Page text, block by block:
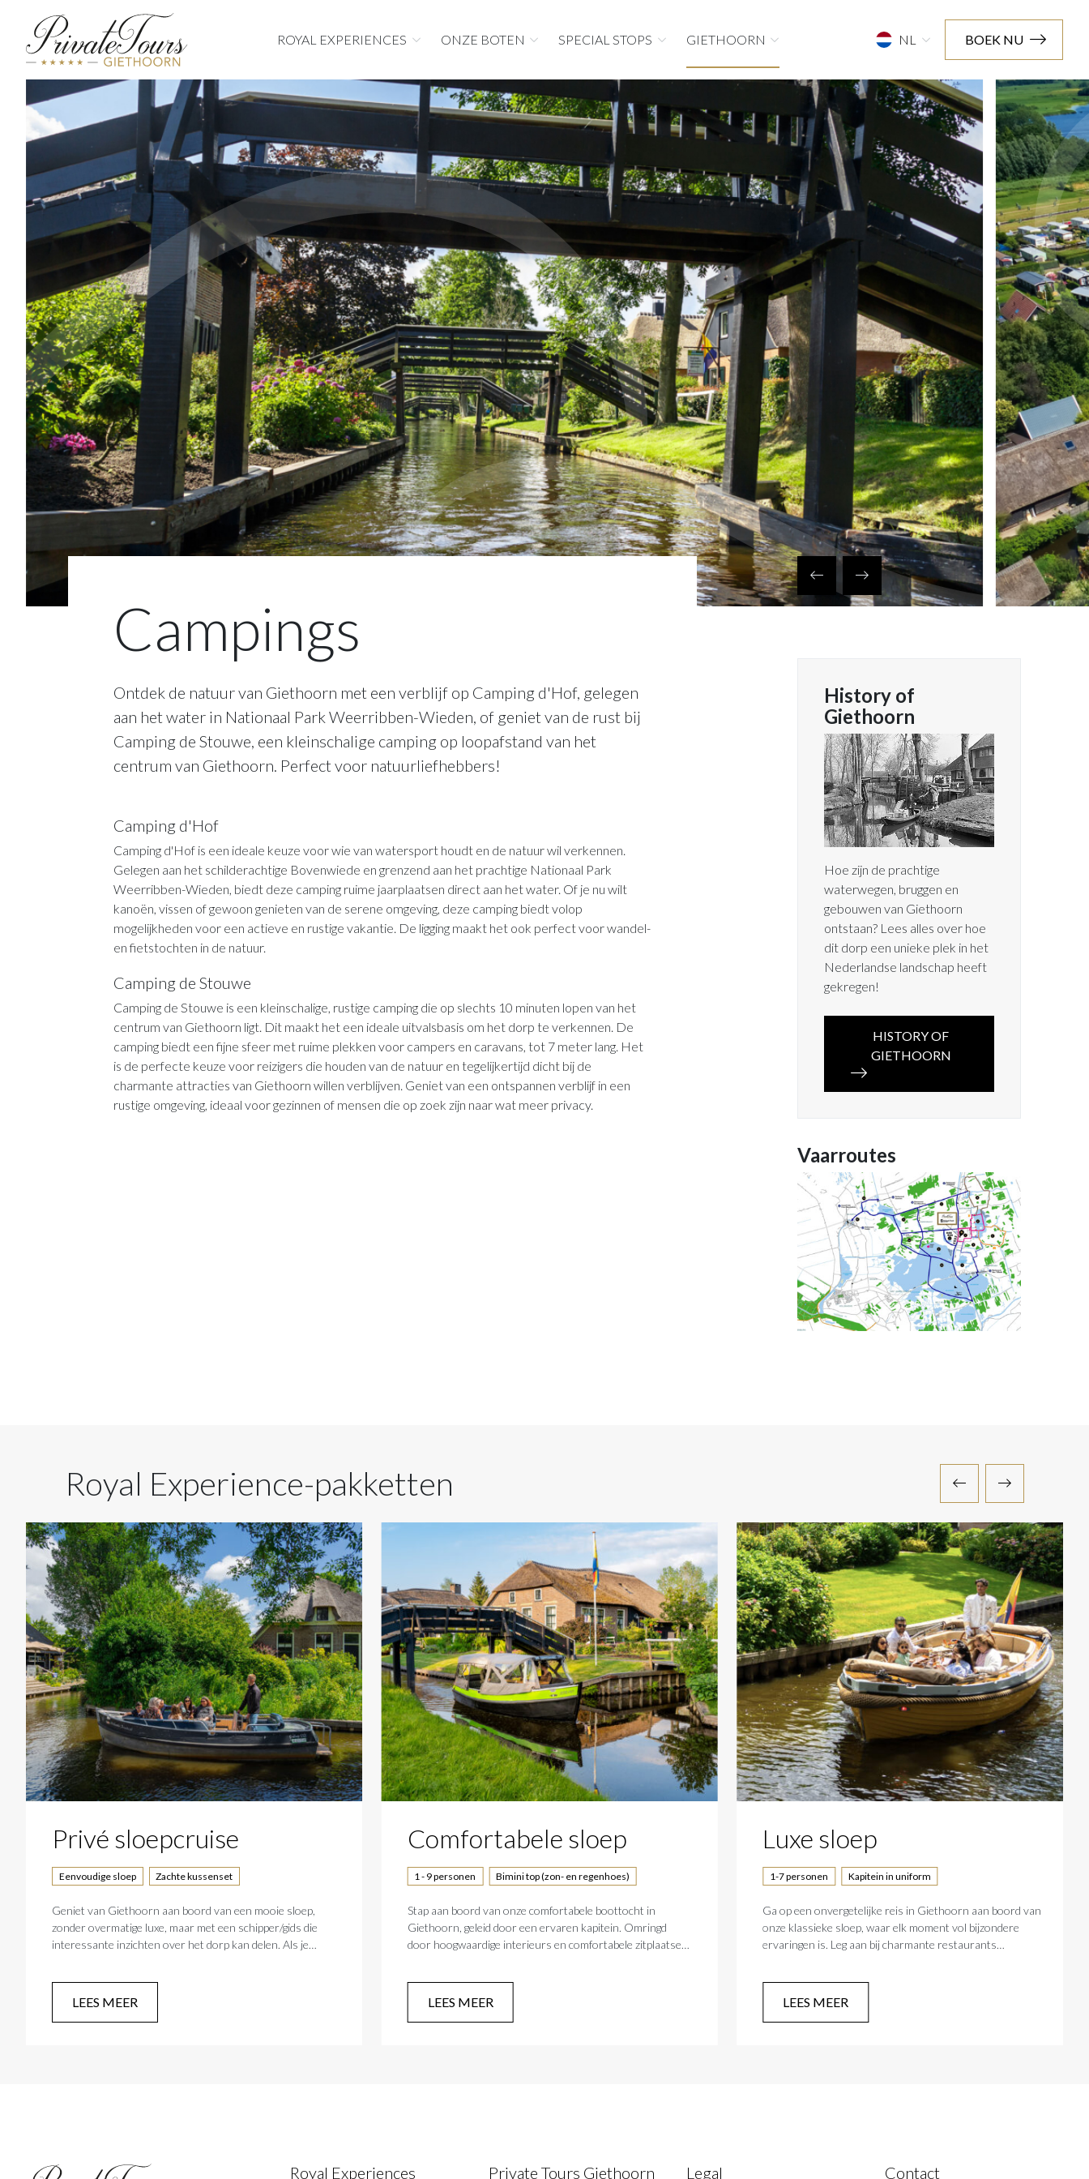
ROYAL EXPERIENCES ONZE BOTEN SPECIAL STOPS GIETHOORN NL BOEK NU
Campings
Ontdek de natuur van Giethoorn met een verblijf op Camping d'Hof, gelegen
aan het water in Nationaal Park Weerribben-Wieden, of geniet van de rust bij
Camping de Stouwe, een kleinschalige camping op loopafstand van het
centrum van Giethoorn. Perfect voor natuurliefhebbers!
Camping d'Hof
Camping d'Hof is een ideale keuze voor wie van watersport houdt en de natuur wil verkennen.
Gelegen aan het schilderachtige Bovenwiede en grenzend aan het prachtige Nationaal Park
Weerribben-Wieden, biedt deze camping ruime jaarplaatsen direct aan het water. Of je nu wilt
kanoën, vissen of gewoon genieten van de serene omgeving, deze camping biedt volop
mogelijkheden voor een actieve en rustige vakantie. De ligging maakt het ook perfect voor wandel-
en fietstochten in de natuur.
Camping de Stouwe
Camping de Stouwe is een kleinschalige, rustige camping die op slechts 10 minuten lopen van het
centrum van Giethoorn ligt. Dit maakt het een ideale uitvalsbasis om het dorp te verkennen. De
camping biedt een fijne sfeer met ruime plekken voor campers en caravans, tot 7 meter lang. Het
is de perfecte keuze voor reizigers die houden van de natuur en tegelijkertijd dicht bij de
charmante attracties van Giethoorn willen verblijven. Geniet van een ontspannen verblijf in een
rustige omgeving, ideaal voor gezinnen of mensen die op zoek zijn naar wat meer privacy.
History of
Giethoorn
Hoe zijn de prachtige
waterwegen, bruggen en
gebouwen van Giethoorn
ontstaan? Lees alles over hoe
dit dorp een unieke plek in het
Nederlandse landschap heeft
gekregen!
HISTORY OF
GIETHOORN
Vaarroutes
Royal Experience-pakketten
Privé sloepcruise
Eenvoudige sloep Zachte kussenset
Geniet van Giethoorn aan boord van een mooie sloep,
zonder overmatige luxe, maar met een schipper/gids die
interessante inzichten over het dorp kan delen. Als je
mogelijk te maken.
LEES MEER
Comfortabele sloep
1 - 9 personen Bimini top (zon- en regenhoes)
Stap aan boord van onze comfortabele boottocht in
Giethoorn, geleid door een ervaren kapitein. Omringd
door hoogwaardige interieurs en comfortabele zitplaatsen,
uit voor een heerlijke dinerervaring aan boord.
LEES MEER
Luxe sloep
1-7 personen Kapitein in uniform
Ga op een onvergetelijke reis in Giethoorn aan boord van
onze klassieke sloep, waar elk moment vol bijzondere
ervaringen is. Leg aan bij charmante restaurants
verhalen over het dorp delen, zodat je Giethoorn-ervaring
LEES MEER
Royal Experiences Private Tours Giethoorn Legal Contact